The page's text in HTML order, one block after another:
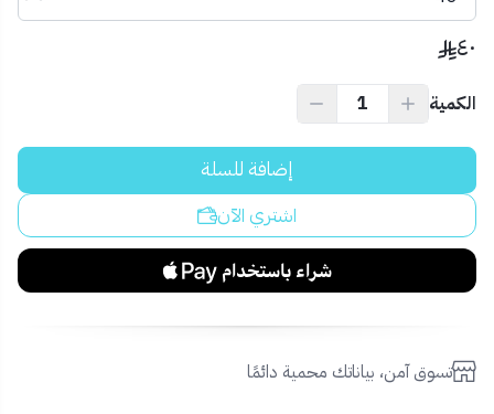
٤٠
الكمية
إضافة للسلة
اشتري الآن
تسوق آمن، بياناتك محمية دائمًا